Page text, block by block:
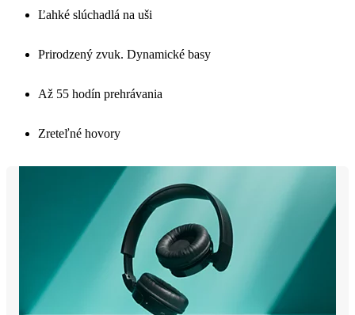
Ľahké slúchadlá na uši
Prirodzený zvuk. Dynamické basy
Až 55 hodín prehrávania
Zreteľné hovory